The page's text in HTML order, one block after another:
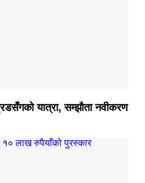
यात्रा, सम्झौता नवीकरण